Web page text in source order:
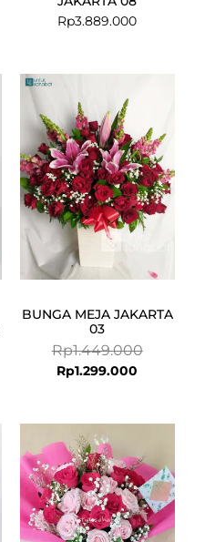
Rp3.889.000
BUNGA MEJA JAKARTA
03
Rp1.449.000
Rp1.299.000
Rp1.299.000.